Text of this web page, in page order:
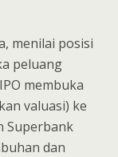
menilai posisi
peluang
membuka
valuasi) ke
Superbank
dan